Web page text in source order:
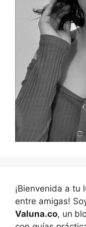
¡Bienvenida a tu
entre amigas!
Valuna.co, un